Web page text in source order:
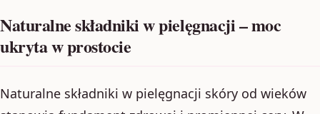
Naturalne składniki w pielęgnacji – moc
ukryta w prostocie
Naturalne składniki w pielęgnacji skóry od wieków